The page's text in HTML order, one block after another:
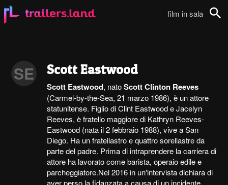
film in sala
SE Scott Eastwood
Scott Eastwood, natoScott Clinton Reeves
(Carmel-by-the-Sea, 21 marzo 1986), è un attore
statunitense. Figlio di Clint Eastwood e Jacelyn
Reeves, è fratello maggiore di Kathryn Reeves-
Eastwood (nata il 2 febbraio 1988), vive a San
Diego. Ha un fratellastro e quattro sorellastre da
parte del padre. Prima di intraprendere la carriera di
attore ha lavorato come barista, operaio edile e
parcheggiatore.Nel 2016 in un'intervista dichiara di
aver perso la fidanzata a causa di un incidente